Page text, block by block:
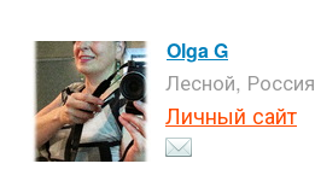
Olga G
Лесной, Россия
Личный сайт